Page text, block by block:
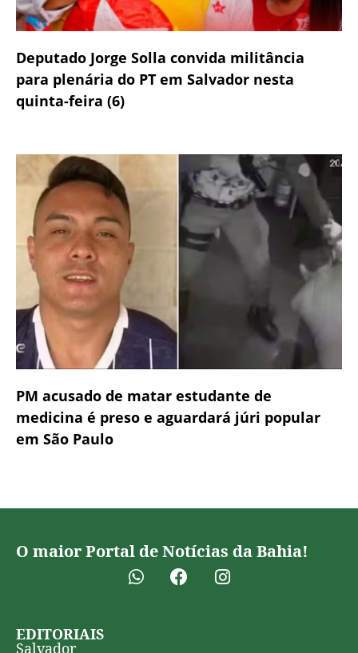
Deputado Jorge Solla convida militância
para plenária do PT em Salvador nesta
quinta-feira (6)
PM acusado de matar estudante de
medicina é preso e aguardará júri popular
em São Paulo
O maior Portal de Notícias da Bahia!
EDITORIAIS
Salvador